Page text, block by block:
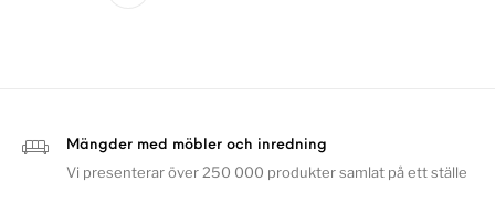
Mängder med möbler och inredning
Vi presenterar över 250 000 produkter samlat på ett ställe